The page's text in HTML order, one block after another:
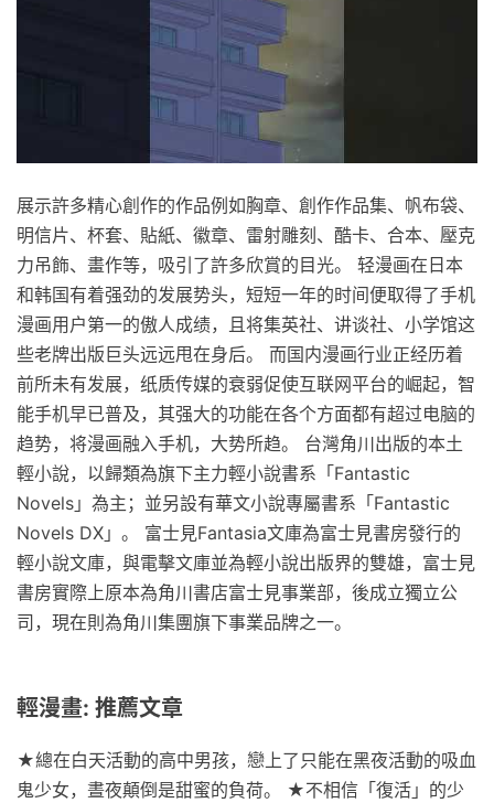
展示許多精心創作的作品例如胸章、創作作品集、帆布袋、
明信片、杯套、貼紙、徽章、雷射雕刻、酷卡、合本、壓克
力吊飾、畫作等，吸引了許多欣賞的目光。 轻漫画在日本
和韩国有着强劲的发展势头，短短一年的时间便取得了手机
漫画用户第一的傲人成绩，且将集英社、讲谈社、小学馆这
些老牌出版巨头远远甩在身后。 而国内漫画行业正经历着
前所未有发展，纸质传媒的衰弱促使互联网平台的崛起，智
能手机早已普及，其强大的功能在各个方面都有超过电脑的
趋势，将漫画融入手机，大势所趋。 台灣角川出版的本土
輕小說，以歸類為旗下主力輕小說書系「Fantastic
Novels」為主；並另設有華文小說專屬書系「Fantastic
Novels DX」。 富士見Fantasia文庫為富士見書房發行的
輕小說文庫，與電擊文庫並為輕小說出版界的雙雄，富士見
書房實際上原本為角川書店富士見事業部，後成立獨立公
司，現在則為角川集團旗下事業品牌之一。
輕漫畫: 推薦文章
★總在白天活動的高中男孩，戀上了只能在黑夜活動的吸血
鬼少女，晝夜顛倒是甜蜜的負荷。 ★不相信「復活」的少